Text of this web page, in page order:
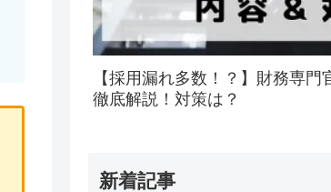
【採用漏れ多数！？】財務専門
徹底解説！対策は？
新着記事